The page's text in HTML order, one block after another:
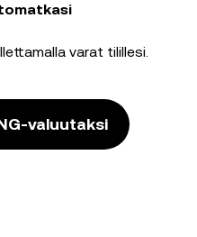
varat tilillesi.
valuutaksi